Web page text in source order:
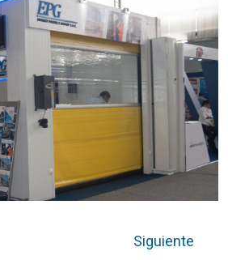
Siguiente